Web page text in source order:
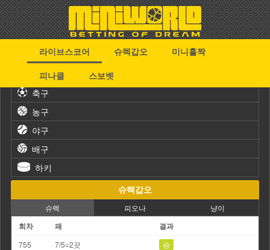
라이브스코어 슈렉갑오
미니홀짝
피나클
스보벳
축구
농구
야구
배구
하키
슈렉갑오
슈렉 피오나 냥이
회차 패 결과
755 7/5=2끗
승